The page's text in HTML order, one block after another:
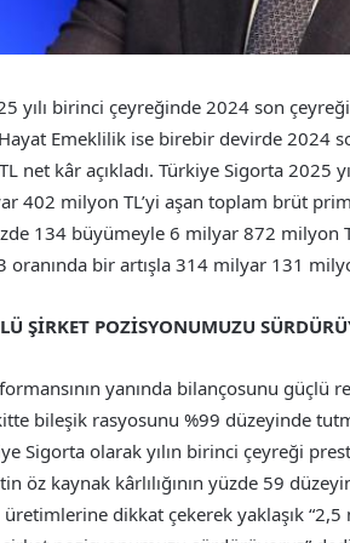
yılı birinci çeyreğinde 2024 son
Emeklilik ise birebir devirde 2024
net kâr açıkladı. Türkiye Sigorta 2025
402 milyon TL’yi aşan toplam brüt
134 büyümeyle 6 milyar 872 milyon
oranında bir artışla 314 milyar 131
ŞİRKET POZİSYONUMUZU
yanında bilançosunu güçlü
bileşik rasyosunu %99 düzeyinde
Sigorta olarak yılın birinci çeyreği
öz kaynak kârlılığının yüzde 59
dikkat çekerek yaklaşık